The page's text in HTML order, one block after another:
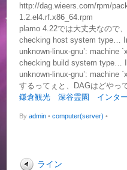
http://dag.wieers.com/rpm/
1.2.el4.rf.x86_64.rpm
plamo 4.22では大丈夫なので
checking host system type…
unknown-linux-gnu’: machine
checking build system type…
unknown-linux-gnu’: machine
するってぇと、DAGはどやっ
鎌倉観光
深谷霊園 インタ
Byadmin • computer(server) •
ライン